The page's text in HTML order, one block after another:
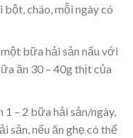
cháo, mỗi ngày có
bữa hải sản nấu với
ăn 30 – 40g thịt của
– 2 bữa hải sản/ngày,
sản, nếu ăn ghẹ có thể